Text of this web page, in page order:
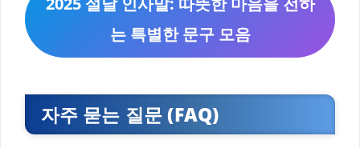
는 특별한 문구 모음
자주 묻는 질문 (FAQ)